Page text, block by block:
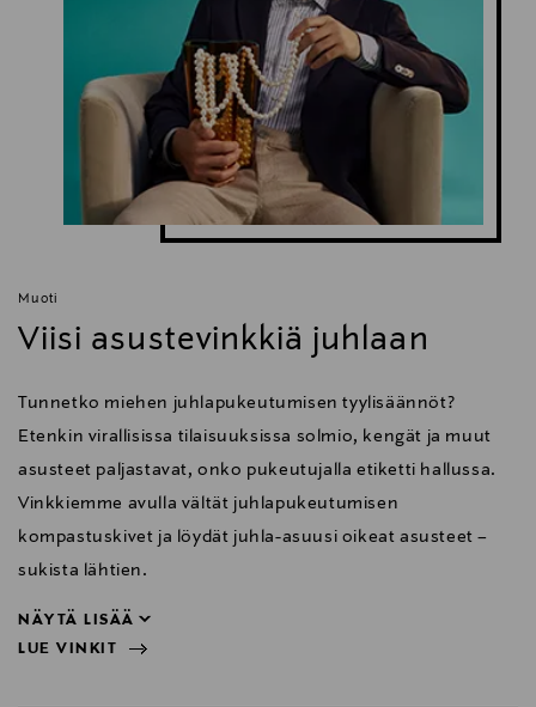
Muoti
Viisi asustevinkkiä juhlaan
Tunnetko miehen juhlapukeutumisen tyylisäännöt?
Etenkin virallisissa tilaisuuksissa solmio, kengät ja muut
asusteet paljastavat, onko pukeutujalla etiketti hallussa.
Vinkkiemme avulla vältät juhlapukeutumisen
kompastuskivet ja löydät juhla-asuusi oikeat asusteet –
sukista lähtien.
NÄYTÄ LISÄÄ
LUE VINKIT